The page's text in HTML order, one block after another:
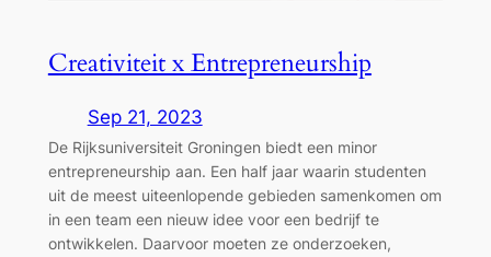
Creativiteit x Entrepreneurship
Sep 21, 2023
De Rijksuniversiteit Groningen biedt een minor
entrepreneurship aan. Een half jaar waarin studenten
uit de meest uiteenlopende gebieden samenkomen om
in een team een nieuw idee voor een bedrijf te
ontwikkelen. Daarvoor moeten ze onderzoeken,